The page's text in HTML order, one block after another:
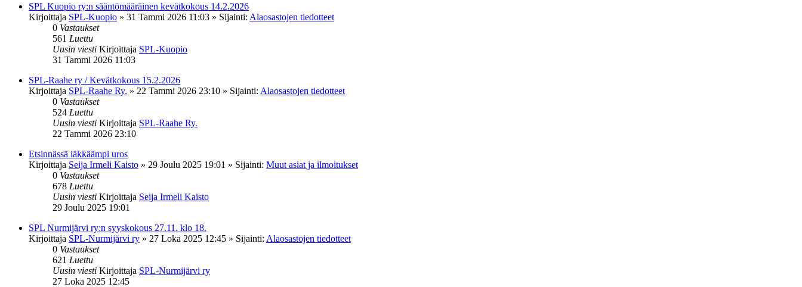
SPL Kuopio ry:n sääntömääräinen kevätkokous 14.2.2026
Kirjoittaja SPL-Kuopio » 31 Tammi 2026 11:03 » Sijainti: Alaosastojen tiedotteet
0 Vastaukset
561 Luettu
Uusin viesti Kirjoittaja SPL-Kuopio
31 Tammi 2026 11:03
SPL-Raahe ry / Kevätkokous 15.2.2026
Kirjoittaja SPL-Raahe Ry. » 22 Tammi 2026 23:10 » Sijainti: Alaosastojen tiedotteet
0 Vastaukset
524 Luettu
Uusin viesti Kirjoittaja SPL-Raahe Ry.
22 Tammi 2026 23:10
Etsinnässä iäkkäämpi uros
Kirjoittaja Seija Irmeli Kaisto » 29 Joulu 2025 19:01 » Sijainti: Muut asiat ja ilmoitukset
0 Vastaukset
678 Luettu
Uusin viesti Kirjoittaja Seija Irmeli Kaisto
29 Joulu 2025 19:01
SPL Nurmijärvi ry:n syyskokous 27.11. klo 18.
Kirjoittaja SPL-Nurmijärvi ry » 27 Loka 2025 12:45 » Sijainti: Alaosastojen tiedotteet
0 Vastaukset
621 Luettu
Uusin viesti Kirjoittaja SPL-Nurmijärvi ry
27 Loka 2025 12:45